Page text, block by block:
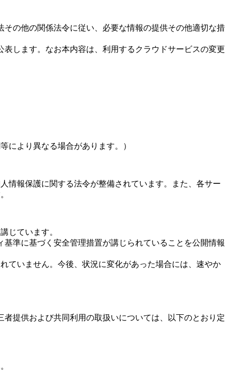
の他の関係法令に従い、必要な情報の提供その他適切な措
します。なお本内容は、利用するクラウドサービスの変更
により異なる場合があります。）
情報保護に関する法令が整備されています。また、各サー
じています。
基準に基づく安全管理措置が講じられていることを公開情報
ていません。今後、状況に変化があった場合には、速やか
提供および共同利用の取扱いについては、以下のとおり定